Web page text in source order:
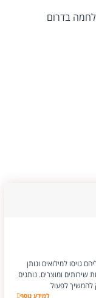
בדרום
גויסו למילואים ונותן
שירותים ומוצרים. נותנים
Goodhair
למידע נוסף